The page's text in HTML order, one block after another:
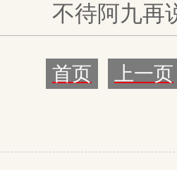
不待阿九再
首页 上一页